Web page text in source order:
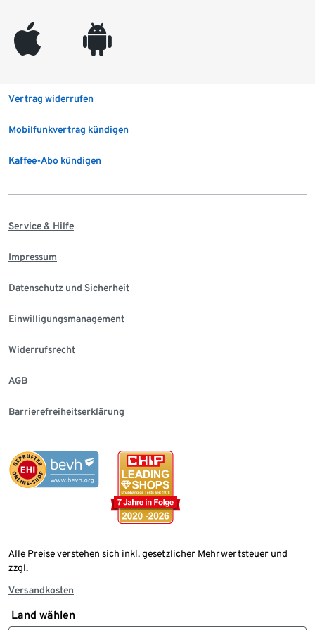
appleinc android
Vertrag widerrufen
Mobilfunkvertrag kündigen
Kaffee-Abo kündigen
Service & Hilfe
Impressum
Datenschutz und Sicherheit
Einwilligungsmanagement
Widerrufsrecht
AGB
Barrierefreiheitserklärung
Alle Preise verstehen sich inkl. gesetzlicher Mehrwertsteuer und
zzgl.
Versandkosten
Land wählen